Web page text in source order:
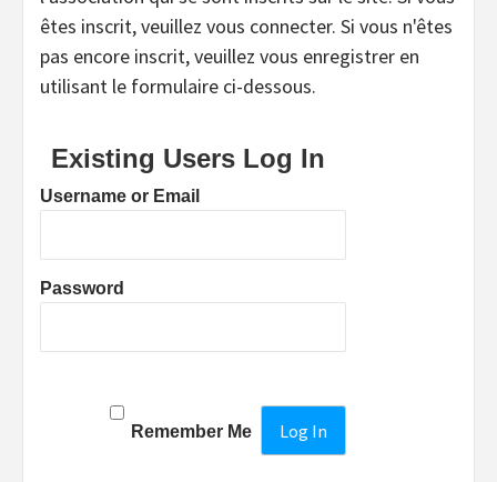
êtes inscrit, veuillez vous connecter. Si vous n'êtes
pas encore inscrit, veuillez vous enregistrer en
utilisant le formulaire ci-dessous.
Existing Users Log In
Username or Email
Password
Remember Me